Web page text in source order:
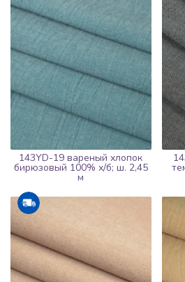
143YD-19 вареный хлопок
бирюзовый 100% х/б; ш. 2,45
м